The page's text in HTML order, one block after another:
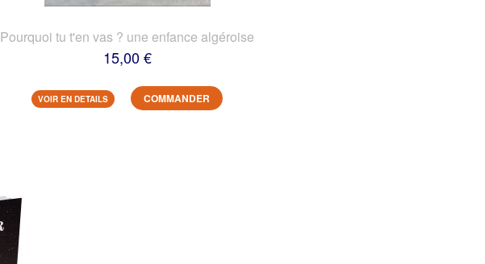
Pourquoi tu t'en vas ? une enfance algéroise
15,00 €
VOIR EN DETAILS COMMANDER